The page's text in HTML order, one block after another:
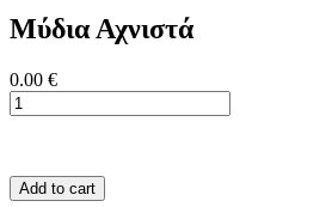
Μύδια Αχνιστά
0.00 €
Add to cart